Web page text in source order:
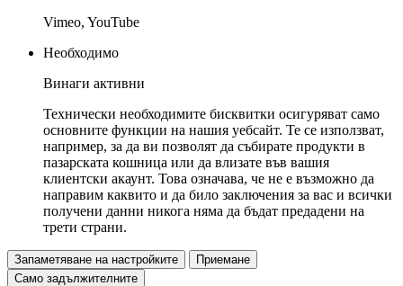
Vimeo, YouTube
Необходимо
Винаги активни
Технически необходимите бисквитки осигуряват само
основните функции на нашия уебсайт. Те се използват,
например, за да ви позволят да събирате продукти в
пазарската кошница или да влизате във вашия
клиентски акаунт. Това означава, че не е възможно да
направим каквито и да било заключения за вас и всички
получени данни никога няма да бъдат предадени на
трети страни.
Запаметяване на настройките
Приемане
Само задължителните